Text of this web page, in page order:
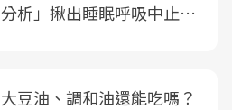
分析」揪出睡眠呼吸中止症
大豆油、調和油還能吃嗎？